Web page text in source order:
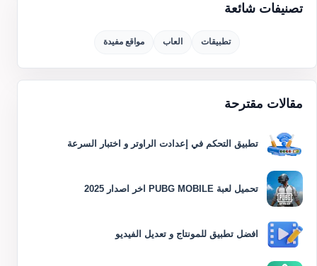
تصنيفات شائعة
تطبيقات العاب مواقع مفيدة
مقالات مقترحة
تطبيق التحكم في إعدادت الراوتر و اختبار السرعة
تحميل لعبة PUBG MOBILE اخر اصدار 2025
افضل تطبيق للمونتاج و تعديل الفيديو